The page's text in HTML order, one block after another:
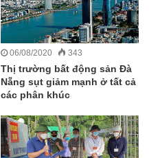
06/08/2020 343
Thị trường bất động sản Đà
Nẵng sụt giảm mạnh ở tất cả
các phân khúc